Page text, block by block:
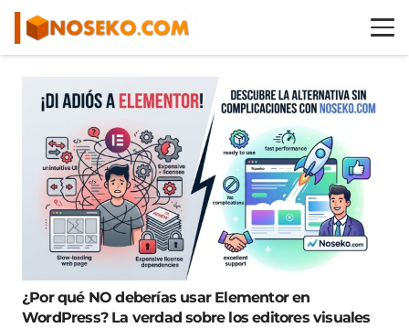
¿Por qué NO deberías usar Elementor en
WordPress? La verdad sobre los editores visuales